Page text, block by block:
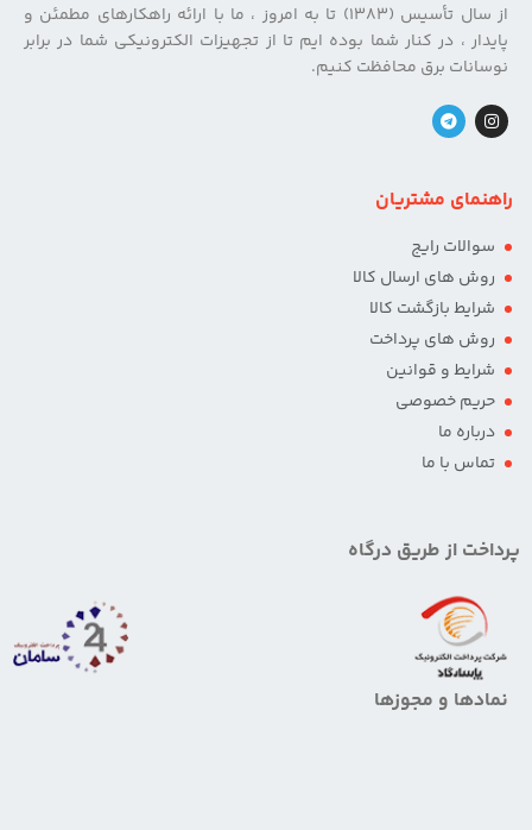
از سال تأسیس (۱۳۸۳) تا به امروز ، ما با ارائه راهکارهای مطمئن و
پایدار ، در کنار شما بوده ایم تا از تجهیزات الکترونیکی شما در برابر
نوسانات برق محافظت کنیم.
راهنمای مشتریان
سوالات رایج
روش های ارسال کالا
شرایط بازگشت کالا
روش های پرداخت
شرایط و قوانین
حریم خصوصی
درباره ما
تماس با ما
پرداخت از طریق درگاه
نمادها و مجوزها